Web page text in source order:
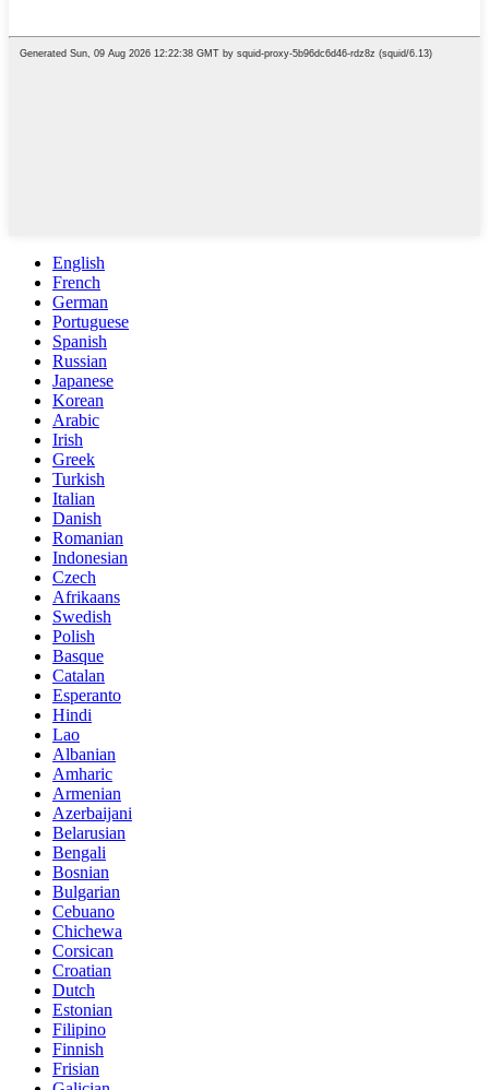
English
French
German
Portuguese
Spanish
Russian
Japanese
Korean
Arabic
Irish
Greek
Turkish
Italian
Danish
Romanian
Indonesian
Czech
Afrikaans
Swedish
Polish
Basque
Catalan
Esperanto
Hindi
Lao
Albanian
Amharic
Armenian
Azerbaijani
Belarusian
Bengali
Bosnian
Bulgarian
Cebuano
Chichewa
Corsican
Croatian
Dutch
Estonian
Filipino
Finnish
Frisian